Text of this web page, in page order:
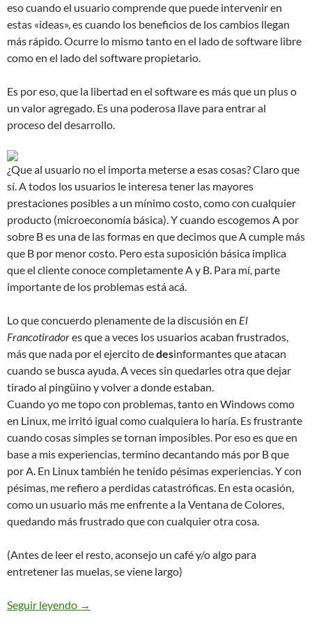
eso cuando el usuario comprende que puede intervenir en
estas «ideas», es cuando los beneficios de los cambios llegan
más rápido. Ocurre lo mismo tanto en el lado de software libre
como en el lado del software propietario.
Es por eso, que la libertad en el software es más que un plus o
un valor agregado. Es una poderosa llave para entrar al
proceso del desarrollo.
¿Que al usuario no el importa meterse a esas cosas? Claro que
sí. A todos los usuarios le interesa tener las mayores
prestaciones posibles a un mínimo costo, como con cualquier
producto (microeconomía básica). Y cuando escogemos A por
sobre B es una de las formas en que decimos que A cumple más
que B por menor costo. Pero esta suposición básica implica
que el cliente conoce completamente A y B. Para mí, parte
importante de los problemas está acá.
Lo que concuerdo plenamente de la discusión en El
Francotiradores que a veces los usuarios acaban frustrados,
más que nada por el ejercito dedesinformantes que atacan
cuando se busca ayuda. A veces sin quedarles otra que dejar
tirado al pingüino y volver a donde estaban.
Cuando yo me topo con problemas, tanto en Windows como
en Linux, me irritó igual como cualquiera lo haría. Es frustrante
cuando cosas simples se tornan imposibles. Por eso es que en
base a mis experiencias, termino decantando más por B que
por A. En Linux también he tenido pésimas experiencias. Y con
pésimas, me refiero a perdidas catastróficas. En esta ocasión,
como un usuario más me enfrente a la Ventana de Colores,
quedando más frustrado que con cualquier otra cosa.
(Antes de leer el resto, aconsejo un café y/o algo para
entretener las muelas, se viene largo)
Seguir leyendo Rompiendo la maldición de la Ventana de colores
→